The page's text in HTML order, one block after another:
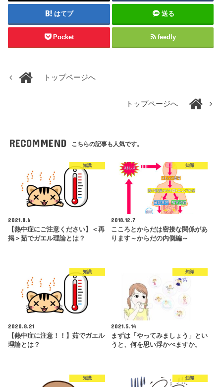
はてブ 送る
Pocket feedly
トップページへ
トップページへ
RECOMMEND こちらの記事も人気です。
知識
2021.8.6
【熱中症にご注意ください】＜再
掲＞茹でガエル理論とは？
知識
2018.12.7
こころとからだは密接な関係があ
ります～からだの内側編～
知識
2020.8.21
【熱中症に注意！！】茹でガエル
理論とは？
知識
2021.5.14
まずは「やってみましょう」とい
うと、何を思い浮かべますか。
知識 知識